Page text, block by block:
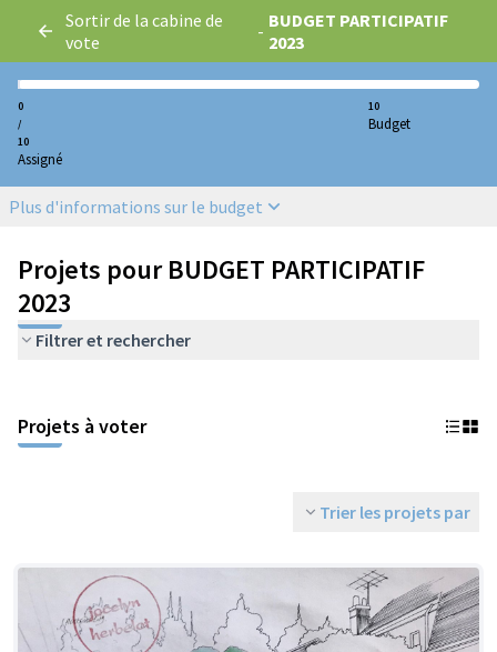
Sortir de la cabine de
vote
- BUDGET PARTICIPATIF
2023
0
/
10
Assigné
10
Budget
Plus d'informations sur le budget
Projets pour BUDGET PARTICIPATIF
2023
Filtrer et rechercher
Projets à voter
Trier les projets par